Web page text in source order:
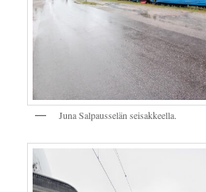
Juna Salpausselän seisakkeella.